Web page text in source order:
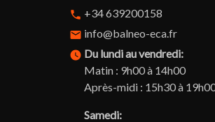
phone +34 639200158
email info@balneo-eca.fr
watch_later Du lundi au vendredi:
Matin : 9h00 à 14h00
Après-midi : 15h30 à
Samedi: